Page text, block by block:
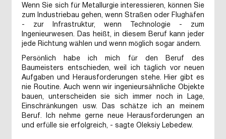
Wenn Sie sich für Metallurgie interessieren, können Sie
zum Industriebau gehen, wenn Straßen oder Flughäfen
- zur Infrastruktur, wenn Technologie - zum
Ingenieurwesen. Das heißt, in diesem Beruf kann jeder
jede Richtung wählen und wenn möglich sogar ändern.
Persönlich habe ich mich für den Beruf des
Baumeisters entschieden, weil ich täglich vor neuen
Aufgaben und Herausforderungen stehe. Hier gibt es
nie Routine. Auch wenn wir ingenieursähnliche Objekte
bauen, unterscheiden sie sich immer noch in Lage,
Einschränkungen usw. Das schätze ich an meinem
Beruf. Ich nehme gerne neue Herausforderungen an
und erfülle sie erfolgreich, - sagte Oleksiy Lebedew.